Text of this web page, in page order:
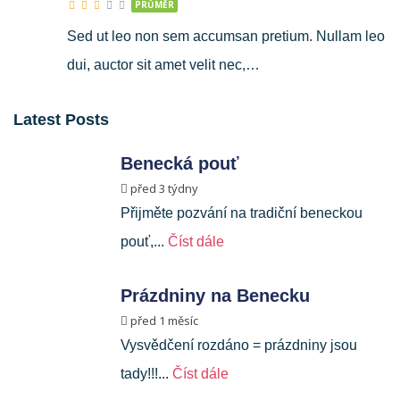
PRŮMĚR
Sed ut leo non sem accumsan pretium. Nullam leo
dui, auctor sit amet velit nec,…
Latest Posts
Benecká pouť
před 3 týdny
Přijměte pozvání na tradiční beneckou
pouť,... Číst dále
Prázdniny na Benecku
před 1 měsíc
Vysvědčení rozdáno = prázdniny jsou
tady!!!... Číst dále